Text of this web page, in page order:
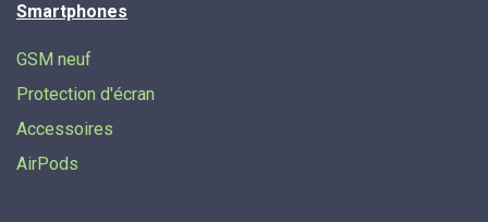
Smartphones
GSM neuf
Protection d'écran
Accessoires
AirPods